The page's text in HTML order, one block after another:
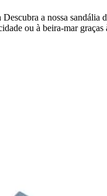
a nossa sandália
ou à beira-mar graças